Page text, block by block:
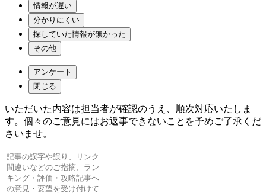
情報が遅い
分かりにくい
探していた情報が無かった
その他
アンケート
閉じる
いただいた内容は担当者が確認のうえ、順次対応いたしま
す。個々のご意見にはお返事できないことを予めご了承くだ
さいませ。